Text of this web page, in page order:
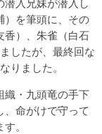
入兄妹が潜入し
）を筆頭に、その
香）、朱雀（白石
したが、最終回な
りました。
・九頭竜の手下
、命がけで守って
。